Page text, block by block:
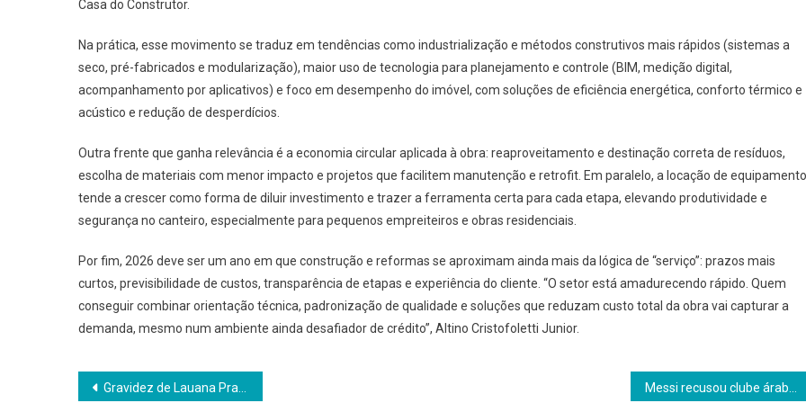
Casa do Construtor.
Na prática, esse movimento se traduz em tendências como industrialização e métodos construtivos mais rápidos (sistemas a
seco, pré-fabricados e modularização), maior uso de tecnologia para planejamento e controle (BIM, medição digital,
acompanhamento por aplicativos) e foco em desempenho do imóvel, com soluções de eficiência energética, conforto térmico e
acústico e redução de desperdícios.
Outra frente que ganha relevância é a economia circular aplicada à obra: reaproveitamento e destinação correta de resíduos,
escolha de materiais com menor impacto e projetos que facilitem manutenção e retrofit. Em paralelo, a locação de
tende a crescer como forma de diluir investimento e trazer a ferramenta certa para cada etapa, elevando produtividade e
segurança no canteiro, especialmente para pequenos empreiteiros e obras residenciais.
Por fim, 2026 deve ser um ano em que construção e reformas se aproximam ainda mais da lógica de “serviço”: prazos mais
curtos, previsibilidade de custos, transparência de etapas e experiência do cliente. “O setor está amadurecendo rápido. Quem
conseguir combinar orientação técnica, padronização de qualidade e soluções que reduzam custo total da obra vai capturar a
demanda, mesmo num ambiente ainda desafiador de crédito”, Altino Cristofoletti Junior.
Navegação
Gravidez de Lauana Prado reacende debate sobre fertilização in vitro e planejamento reprodutivo no Brasil Messi recusou clube árabe, mas o valor impressiona. O que R$ 8,7 bilhões abririam em franquias?